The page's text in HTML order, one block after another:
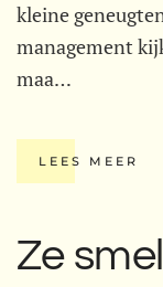
kleine
management
maa…
LEES MEER
Ze